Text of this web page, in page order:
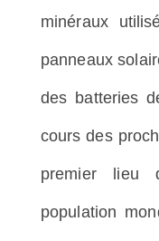
minéraux
panneaux
des batteries
cours des
premier lieu
population